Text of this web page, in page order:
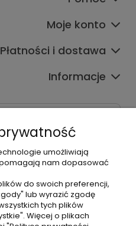
Moje konto
Płatności i dostawa
Informacje
umożliwiają
nam dopasować
do swoich preferencji,
lub wyrazić zgodę
tych plików
Więcej o plikach